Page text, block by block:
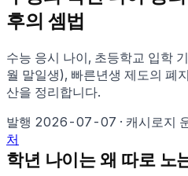
후의 셈법
수능 응시 나이, 초등학교 입학
월 말일생), 빠른년생 제도의 폐
산을 정리합니다.
발행 2026-07-07 · 캐시로지
처
학년 나이는 왜 따로 노